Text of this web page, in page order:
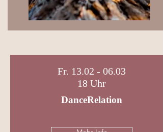
Fr. 13.02 - 06.03
18 Uhr
DanceRelation